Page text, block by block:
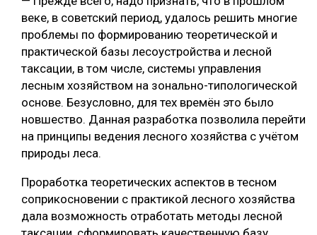
веке, в советский период, удалось решить многие
проблемы по формированию теоретической и
практической базы лесоустройства и лесной
таксации, в том числе, системы управления
лесным хозяйством на зонально-типологической
основе. Безусловно, для тех времён это было
новшество. Данная разработка позволила перейти
на принципы ведения лесного хозяйства с учётом
природы леса.
Проработка теоретических аспектов в тесном
соприкосновении с практикой лесного хозяйства
дала возможность отработать методы лесной